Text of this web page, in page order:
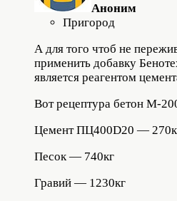
Аноним
Пригород
А для того чтоб не
применить добавку
является реагентом
Вот рецептура бетон М-
Цемент ПЦ400D20 —
Песок — 740кг
Гравий — 1230кг